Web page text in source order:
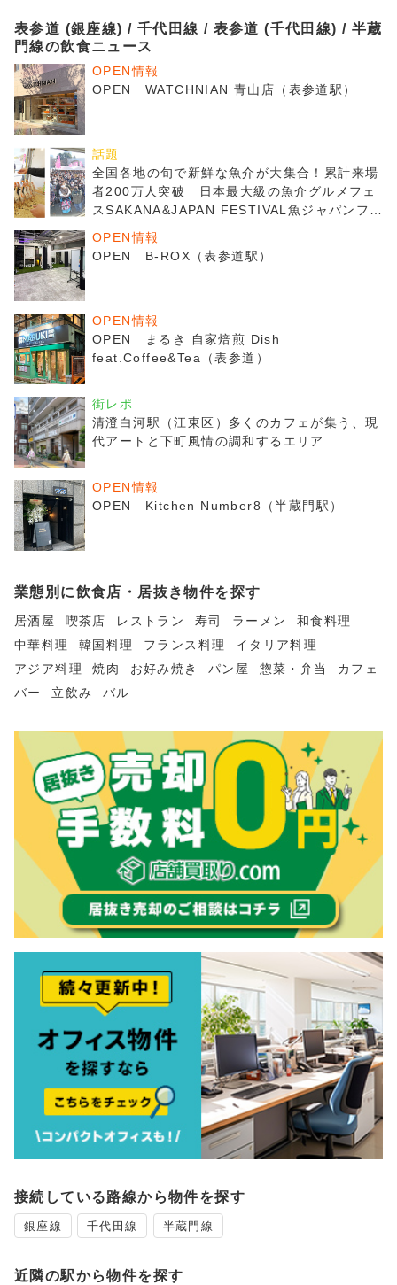
表参道 (銀座線) / 千代田線 / 表参道 (千代田線) / 半蔵
門線の飲食ニュース
OPEN情報
OPEN WATCHNIAN 青山店（表参道駅）
話題
全国各地の旬で新鮮な魚介が大集合！累計来場
者200万人突破 日本最大級の魚介グルメフェ
スSAKANA&JAPAN FESTIVAL魚ジャパンフェ
ス2025 in 代々木公園
OPEN情報
OPEN B-ROX（表参道駅）
OPEN情報
OPEN まるき 自家焙煎 Dish
feat.Coffee&Tea（表参道）
街レポ
清澄白河駅（江東区）多くのカフェが集う、現
代アートと下町風情の調和するエリア
OPEN情報
OPEN Kitchen Number8（半蔵門駅）
業態別に飲食店・居抜き物件を探す
居酒屋 喫茶店 レストラン 寿司 ラーメン
和食料理
中華料理
韓国料理 フランス料理
イタリア料理
アジア料理
焼肉 お好み焼き パン屋 惣菜・弁当
カフェ
バー
立飲み バル
接続している路線から物件を探す
銀座線 千代田線 半蔵門線
近隣の駅から物件を探す